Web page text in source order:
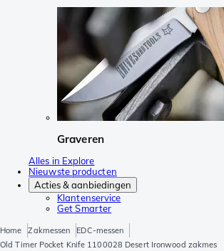
Graveren
Alles in Explore
Nieuwste producten
Acties & aanbiedingen
Klantenservice
Get Smarter
Home Zakmessen
EDC-messen
Old Timer Pocket Knife 1100028 Desert Ironwood zakmes